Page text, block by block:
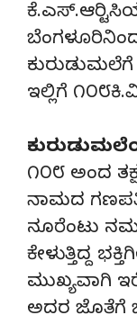
ಇಲ್ಲಿಗೆ
೧೦೮ ಅಂದ
ನಾಮದ
ನೂರೆಂಟು
ಕೇಳುತ್ತಿದ್ದ
ಮುಖ್ಯವಾಗಿ
ಅದರ ಜೊತೆಗೆ